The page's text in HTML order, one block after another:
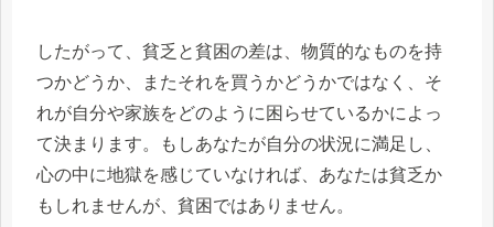
したがって、貧乏と貧困の差は、物質的なものを持
つかどうか、またそれを買うかどうかではなく、そ
れが自分や家族をどのように困らせているかによっ
て決まります。もしあなたが自分の状況に満足し、
心の中に地獄を感じていなければ、あなたは貧乏か
もしれませんが、貧困ではありません。